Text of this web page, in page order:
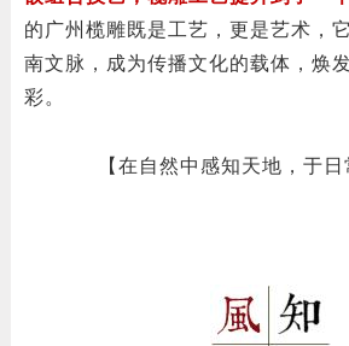
的广州榄雕既是工艺，更是艺术，
南文脉，成为传播文化的载体，焕
彩。
【在自然中感知天地，于日